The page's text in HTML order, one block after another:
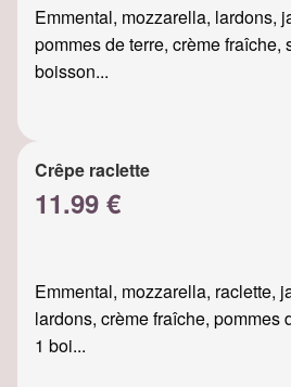
Emmental, mozzarella, lardons,
pommes de terre, crème fraîche,
boisson...
Crêpe raclette
11.99 €
Emmental, mozzarella, raclette,
lardons, crème fraîche, pommes
1 boi...